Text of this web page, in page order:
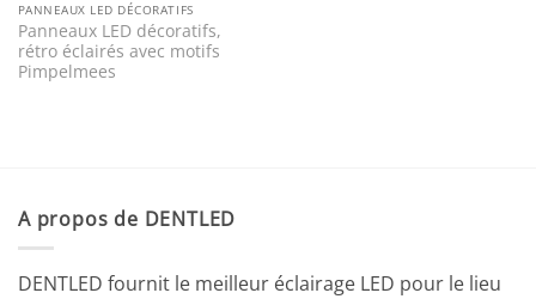
PANNEAUX LED DÉCORATIFS
Panneaux LED décoratifs,
rétro éclairés avec motifs
Pimpelmees
A propos de DENTLED
DENTLED fournit le meilleur éclairage LED pour le lieu